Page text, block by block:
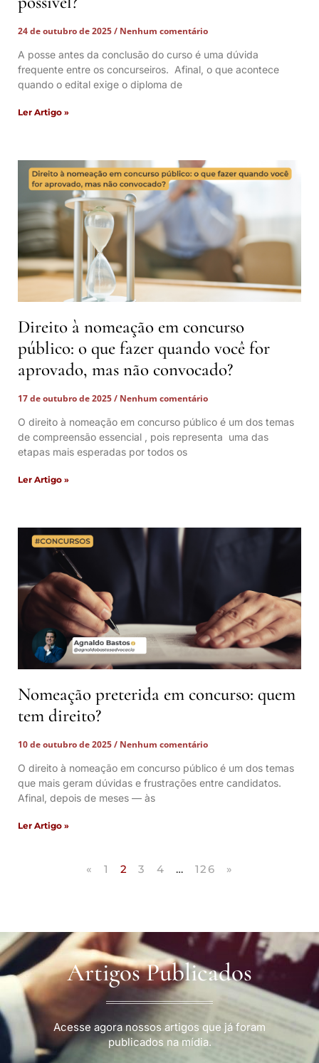
24 de outubro de 2025
Nenhum comentário
A posse antes da conclusão do curso é uma dúvida
frequente entre os concurseiros. Afinal, o que acontece
quando o edital exige o diploma de
Ler Artigo »
Direito à nomeação em concurso
público: o que fazer quando você for
aprovado, mas não convocado?
17 de outubro de 2025
Nenhum comentário
O direito à nomeação em concurso público é um dos temas
de compreensão essencial , pois representa uma das
etapas mais esperadas por todos os
Ler Artigo »
Nomeação preterida em concurso: quem
tem direito?
10 de outubro de 2025
Nenhum comentário
O direito à nomeação em concurso público é um dos temas
que mais geram dúvidas e frustrações entre candidatos.
Afinal, depois de meses — às
Ler Artigo »
« 1 2 3 4 … 126 »
Artigos Publicados
Acesse agora nossos artigos que já foram
publicados na mídia.